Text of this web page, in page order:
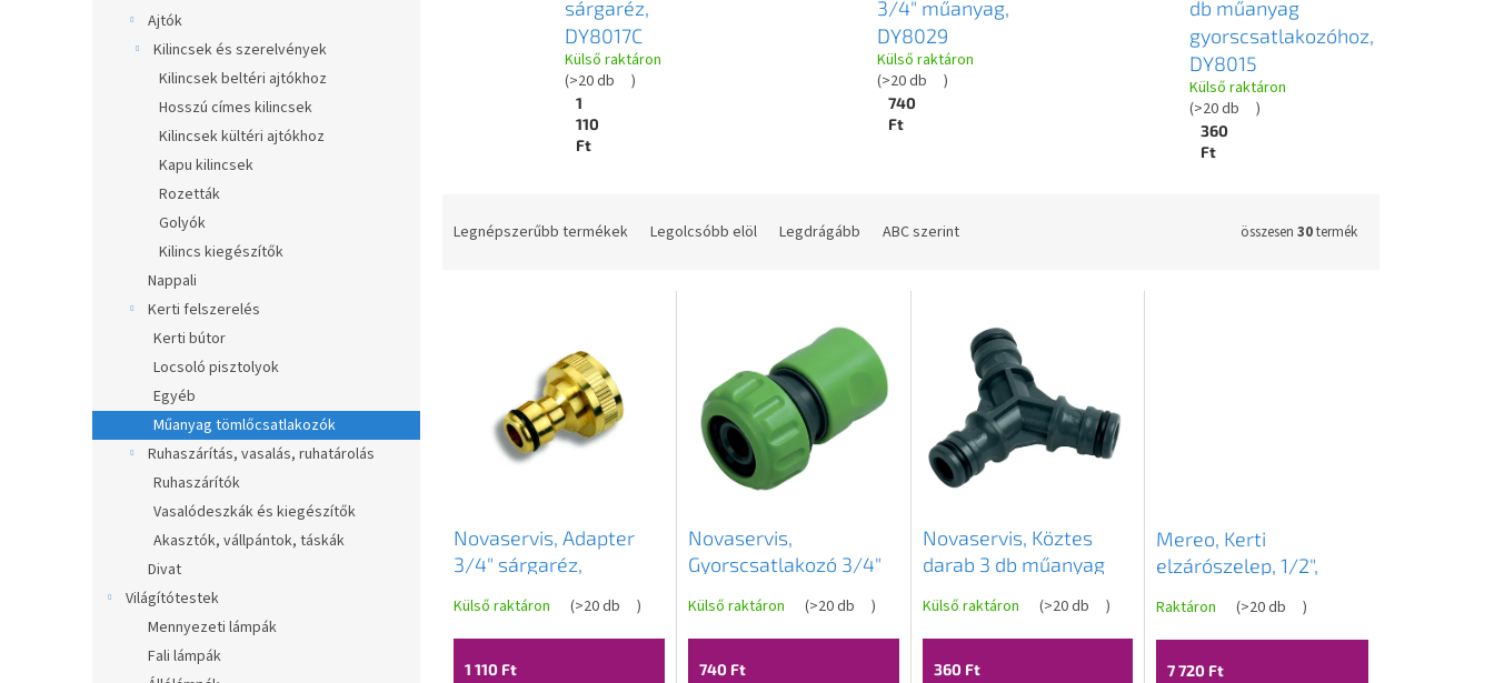
Ajtók
Kilincsek és szerelvények
Kilincsek beltéri ajtókhoz
Hosszú címes kilincsek
Kilincsek kültéri ajtókhoz
Kapu kilincsek
Rozetták
Golyók
Kilincs kiegészítők
Nappali
Kerti felszerelés
Kerti bútor
Locsoló pisztolyok
Egyéb
Műanyag tömlőcsatlakozók
Ruhaszárítás, vasalás, ruhatárolás
Ruhaszárítók
Vasalódeszkák és kiegészítők
Akasztók, vállpántok, táskák
Divat
Világítótestek
Mennyezeti lámpák
Fali lámpák
sárgaréz,
DY8017C
Külső raktáron
(>20 db )
1
110
Ft
3/4" műanyag,
DY8029
Külső raktáron
(>20 db )
740
Ft
db műanyag
gyorscsatlakozóhoz,
DY8015
Külső raktáron
(>20 db )
360
Ft
Legnépszerűbb termékek Legolcsóbb elöl Legdrágább ABC szerint összesen 30termék
Novaservis, Adapter
3/4" sárgaréz,
Külső raktáron (>20 db )
1 110 Ft
Novaservis,
Gyorscsatlakozó 3/4"
Külső raktáron (>20 db )
740 Ft
Novaservis, Köztes
darab 3 db műanyag
DY8015
Külső raktáron (>20 db )
360 Ft
Mereo, Kerti
elzárószelep, 1/2",
Raktáron (>20 db )
7 720 Ft